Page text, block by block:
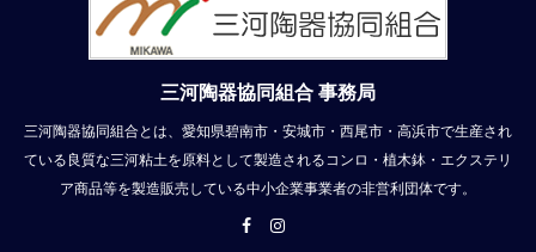
三河陶器協同組合 事務局
三河陶器協同組合とは、愛知県碧南市・安城市・西尾市・高浜市で生産され
ている良質な三河粘土を原料として製造されるコンロ・植木鉢・エクステリ
ア商品等を製造販売している中小企業事業者の非営利団体です。